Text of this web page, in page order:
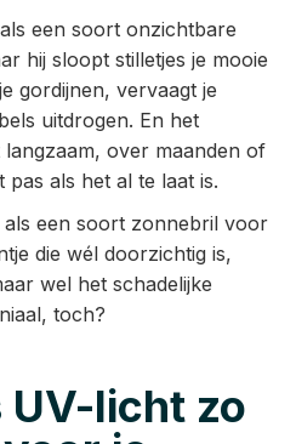
een soort onzichtbare
hij sloopt stilletjes je mooie
gordijnen, vervaagt je
uitdrogen. En het
over maanden of
als het al te laat is.
een soort zonnebril voor
die wél doorzichtig is,
wel het schadelijke
toch?
UV-licht zo